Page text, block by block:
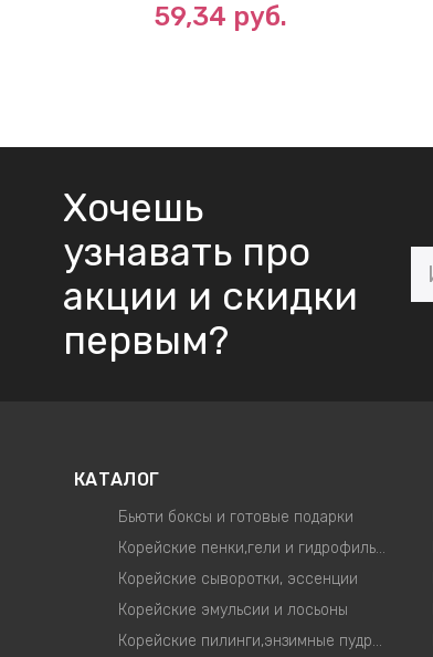
59,34 руб.
Хочешь
узнавать про
акции и скидки
первым?
КАТАЛОГ
Бьюти боксы и готовые подарки
Корейские пенки,гели и гидрофильные масла
Корейские сыворотки, эссенции
Корейские эмульсии и лосьоны
Корейские пилинги,энзимные пудры,скрабы для лица